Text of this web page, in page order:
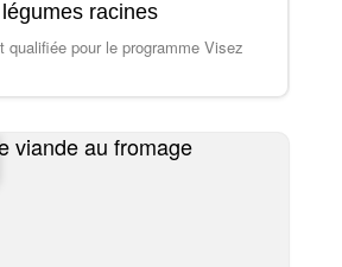
racines
qualifiée pour le programme Visez